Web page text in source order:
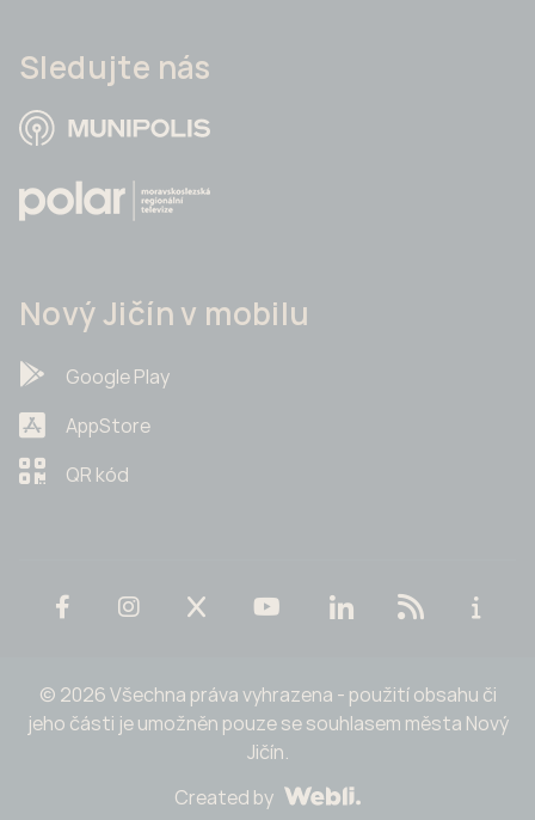
Sledujte nás
Nový Jičín v mobilu
Google Play
AppStore
QR kód
© 2026 Všechna práva vyhrazena - použití obsahu či
jeho části je umožněn pouze se souhlasem města Nový
Jičín.
Created by